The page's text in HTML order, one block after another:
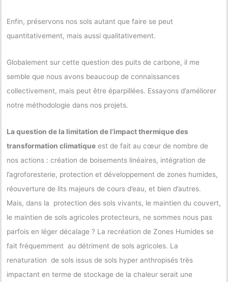
Enfin, préservons nos sols autant que faire se peut
quantitativement, mais aussi qualitativement.
Globalement sur cette question des puits de carbone, il me
semble que nous avons beaucoup de connaissances
collectivement, mais peut être éparpillées. Essayons d’améliorer
notre méthodologie dans nos projets.
La question de la limitation de l’impact thermique des
transformation climatique est de fait au cœur de nombre de
nos actions : création de boisements linéaires, intégration de
l’agroforesterie, protection et développement de zones humides,
réouverture de lits majeurs de cours d’eau, et bien d’autres.
Mais, dans la protection des sols vivants, le maintien du couvert,
le maintien de sols agricoles protecteurs, ne sommes nous pas
parfois en léger décalage ? La recréation de Zones Humides se
fait fréquemment au détriment de sols agricoles. La
renaturation de sols issus de sols hyper anthropisés très
impactant en terme de stockage de la chaleur serait une